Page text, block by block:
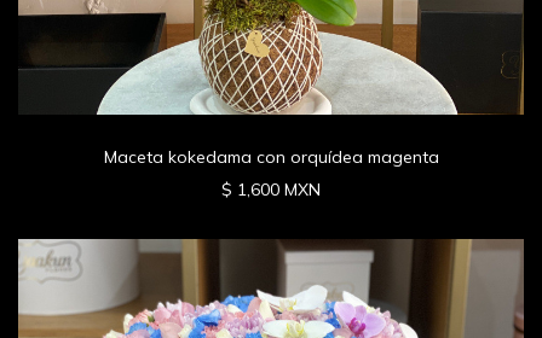
Maceta kokedama con orquídea magenta
$ 1,600 MXN